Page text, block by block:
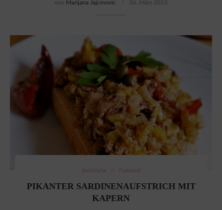
von Marijana Jajcinovic 26. März 2023
Aufstriche Featured
PIKANTER SARDINENAUFSTRICH MIT
KAPERN